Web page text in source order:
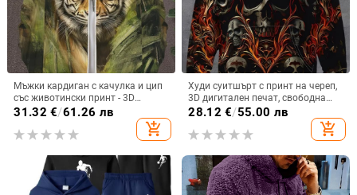
Мъжки кардиган с качулка и цип
със животински принт - 3D
дигитален печат; полиестер
96%+; свободна кройка; патчен
джоб
31.32 €/61.26 лв
add_shopping_cart
Худи суитшърт с принт на череп,
3D дигитален печат, свободна
кройка, джоб с триизмерен аплик
28.12 €/55.00 лв
add_shopping_cart